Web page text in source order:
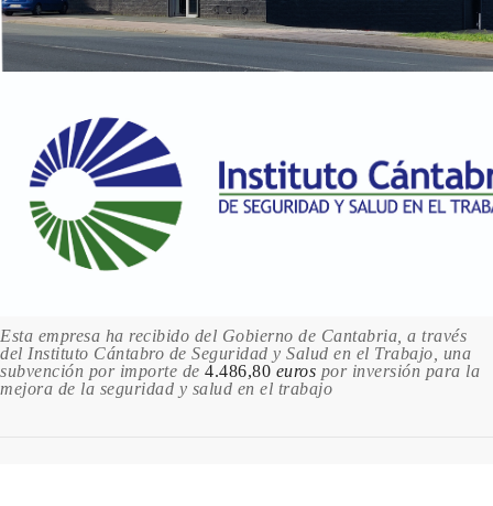
Esta empresa ha recibido del Gobierno de Cantabria, a través
del Instituto Cántabro de Seguridad y Salud en el Trabajo, una
subvención por importe de 4.486,80 euros por inversión para la
mejora de la seguridad y salud en el trabajo